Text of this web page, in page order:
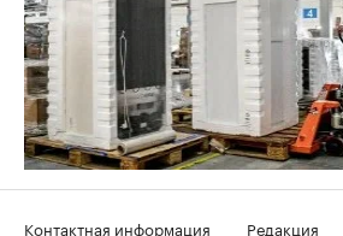
Контактная информация
Редакция